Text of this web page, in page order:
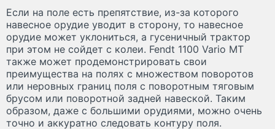
Если на поле есть препятствие, из-за которого
навесное орудие уводит в сторону, то навесное
орудие может уклониться, а гусеничный трактор
при этом не сойдет с колеи. Fendt 1100 Vario MT
также может продемонстрировать свои
преимущества на полях с множеством поворотов
или неровных границ поля с поворотным тяговым
брусом или поворотной задней навеской. Таким
образом, даже с большими орудиями, можно очень
точно и аккуратно следовать контуру поля.